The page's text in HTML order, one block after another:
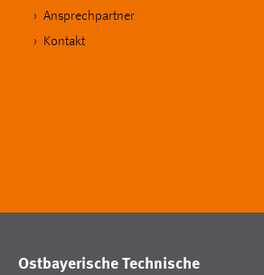
Ansprechpartner
Kontakt
Ostbayerische Technische
Matomo
MARKETING
verwendet, um personalisierte